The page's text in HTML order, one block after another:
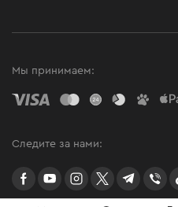
Мы принимаем:
Следите за нами:
facebookyoutubeinstagramtwittertelegram
Viber